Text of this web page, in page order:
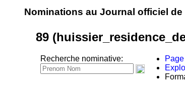
Nominations au Journal officiel
89
Recherche nominative: